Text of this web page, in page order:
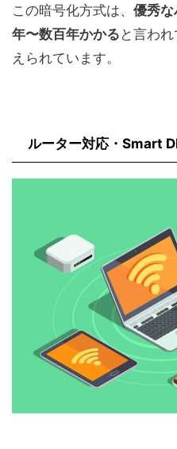
この暗号化方式は、 優秀
年〜数百年かかる と言わ
えられています。
ルーター対応・Smart